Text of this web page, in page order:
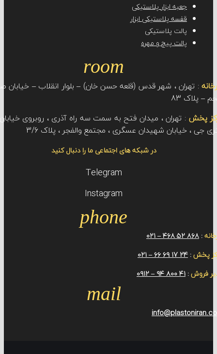
جعبه ابزار پلاستیکی
قفسه پلاستیکی ابزار
پالت پلاستیکی
پالت پیچ و مهره
room
، شهر قدس (قلعه حسن خان) – بلوار انقلاب – خیابان صنعت
83
: تهران ، میدان فتح به سمت سه راه آذری ، روبروی خیابان سی
خیابان شهیدان عسگری ، مجتمع والفجر ، پلاک 3/6
در شبکه های اجتماعی ما را دنبال کنید
Telegram
Instagram
phone
۴۶۸ – ۰۲۱
:24 ۱7 ۶۹ ۶۶ – ۰۲۱
:۴۱ ۸۰۰ ۹۴ – ۰۹۱۲
mail